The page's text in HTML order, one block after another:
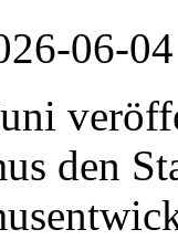
06-04
den